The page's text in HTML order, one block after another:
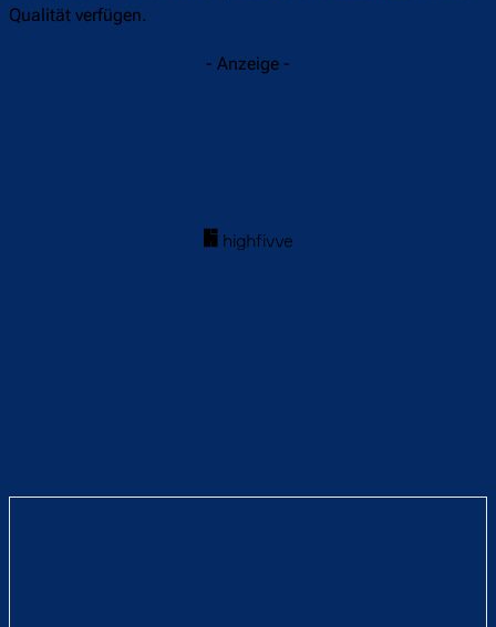
Qualität verfügen.
- Anzeige -